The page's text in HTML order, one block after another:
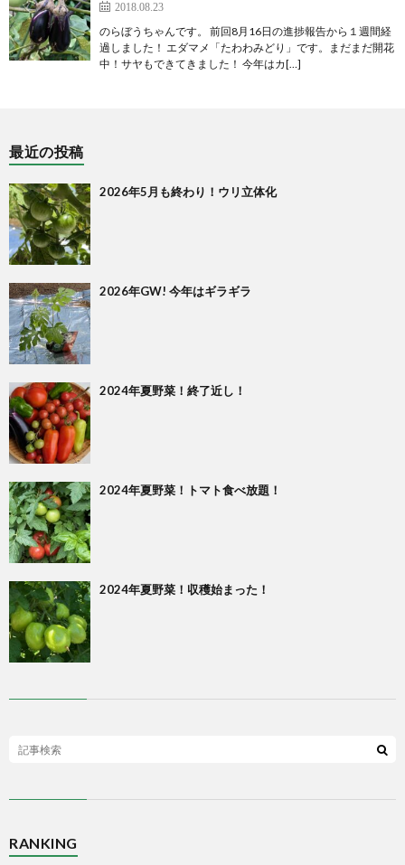
2018.08.23
のらぼうちゃんです。 前回8月16日の進捗報告から１週間経
過しました！ エダマメ「たわわみどり」です。まだまだ開花
中！サヤもできてきました！ 今年はカ[…]
最近の投稿
2026年5月も終わり！ウリ立体化
2026年GW! 今年はギラギラ
2024年夏野菜！終了近し！
2024年夏野菜！トマト食べ放題！
2024年夏野菜！収穫始まった！
RANKING